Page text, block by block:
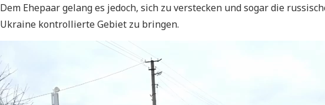
Dem Ehepaar gelang es jedoch, sich zu verstecken und sogar die
Ukraine kontrollierte Gebiet zu bringen.